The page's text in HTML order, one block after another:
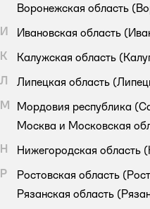
Воронежская область
И
Ивановская область
К
Калужская область
Л
Липецкая область
М
Мордовия республика
Москва и Московская
Н
Нижегородская область
Р
Ростовская область
Рязанская область